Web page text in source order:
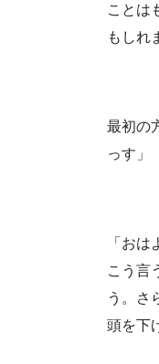
ことは
もしれ
最初の
っす」
「おは
こう言
う。
さ
頭を下